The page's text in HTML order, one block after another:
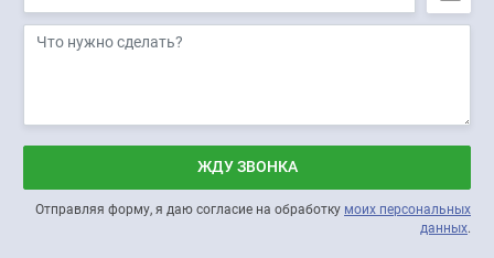
ЖДУ ЗВОНКА
Отправляя форму, я даю согласие на обработку моих персональных
данных.